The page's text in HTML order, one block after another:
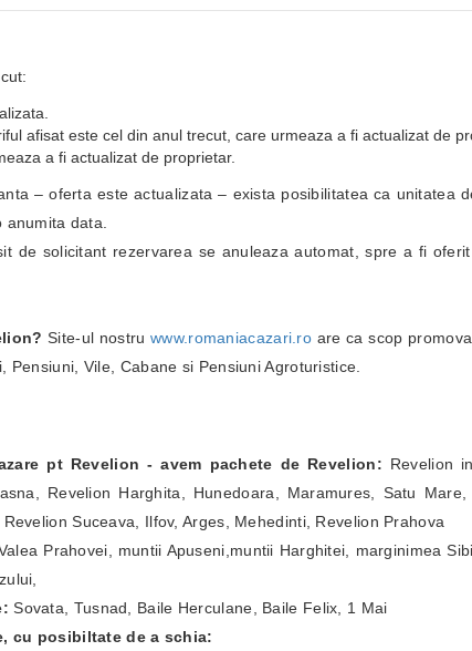
afisat este cel din anul trecut, care urmeaza a fi actualizat de
a fi actualizat de proprietar.
– oferta este actualizata – exista posibilitatea ca unitatea
anumita data.
de solicitant rezervarea se anuleaza automat, spre a fi
Site-ul nostruwww.romaniacazari.ro are ca scop
Pensiuni, Vile, Cabane si Pensiuni Agroturistice.
pt Revelion - avem pachete de Revelion: Revelion
Revelion Harghita, Hunedoara, Maramures, Satu
Suceava, Ilfov, Arges, Mehedinti, Revelion Prahova
Prahovei, muntii Apuseni,muntii Harghitei, marginimea
Sovata, Tusnad, Baile Herculane, Baile Felix, 1 Mai
cu posibiltate de a schia: